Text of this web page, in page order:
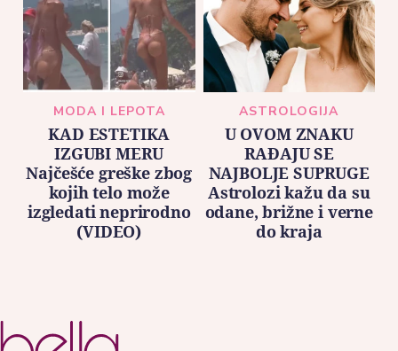
MODA I LEPOTA
KAD ESTETIKA
IZGUBI MERU
Najčešće greške zbog
kojih telo može
izgledati neprirodno
(VIDEO)
ASTROLOGIJA
U OVOM ZNAKU
RAĐAJU SE
NAJBOLJE SUPRUGE
Astrolozi kažu da su
odane, brižne i verne
do kraja